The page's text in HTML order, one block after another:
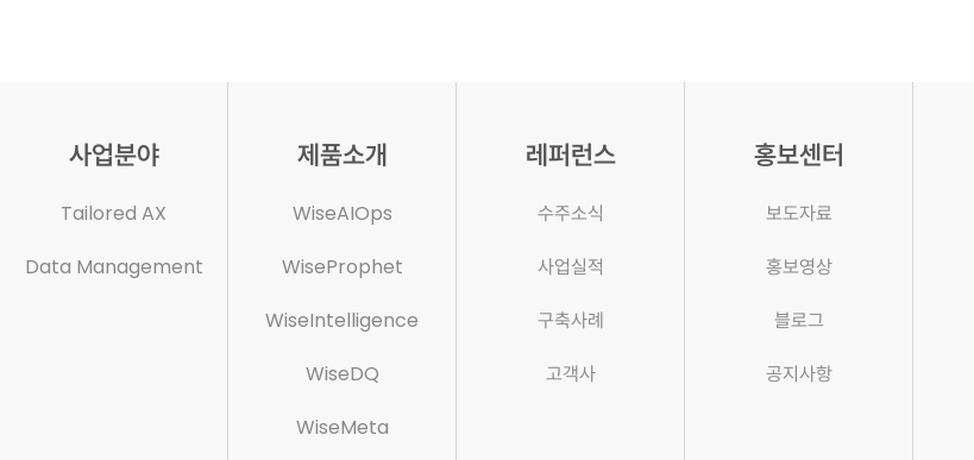
사업분야
Tailored AX
Data Management
제품소개
WiseAIOps
WiseProphet
WiseIntelligence
WiseDQ
WiseMeta
레퍼런스
수주소식
사업실적
구축사례
고객사
홍보센터
보도자료
홍보영상
블로그
공지사항